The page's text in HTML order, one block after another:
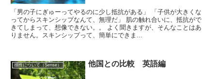
「男の子にぎゅーってやるのに少し抵抗がある」 「子供が大きくな
ってからスキンシップなんて、無理だ」 肌の触れ合いに、抵抗がで
きてしまって、想像できない。。 よく聞きますが、そんなことはあ
りません。スキンシップって、簡単にできま...
感性について（Sense） 他国との比較 英語編